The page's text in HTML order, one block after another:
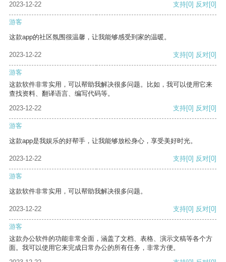
2023-12-22 支持[0] 反对[0]
游客
这款app的社区氛围很温馨，让我能够感受到家的温暖。
2023-12-22 支持[0] 反对[0]
游客
这款软件非常实用，可以帮助我解决很多问题。比如，我可以使用它来
查找资料、翻译语言、编写代码等。
2023-12-22
支持[0] 反对[0]
游客
这款app是我娱乐的好帮手，让我能够放松身心，享受美好时光。
2023-12-22 支持[0] 反对[0]
游客
这款软件非常实用，可以帮助我解决很多问题。
2023-12-22 支持[0] 反对[0]
游客
这款办公软件的功能非常全面，涵盖了文档、表格、演示文稿等各个方
面。我可以使用它来完成日常办公的所有任务，非常方便。